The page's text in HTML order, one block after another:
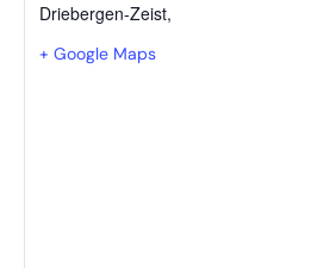
Driebergen-Zeist,
+ Google Maps